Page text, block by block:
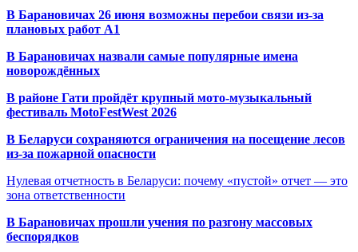
В Барановичах 26 июня возможны перебои связи из-за
плановых работ A1
В Барановичах назвали самые популярные имена
новорождённых
В районе Гати пройдёт крупный мото-музыкальный
фестиваль MotoFestWest 2026
В Беларуси сохраняются ограничения на посещение лесов
из-за пожарной опасности
Нулевая отчетность в Беларуси: почему «пустой» отчет — это
зона ответственности
В Барановичах прошли учения по разгону массовых
беспорядков